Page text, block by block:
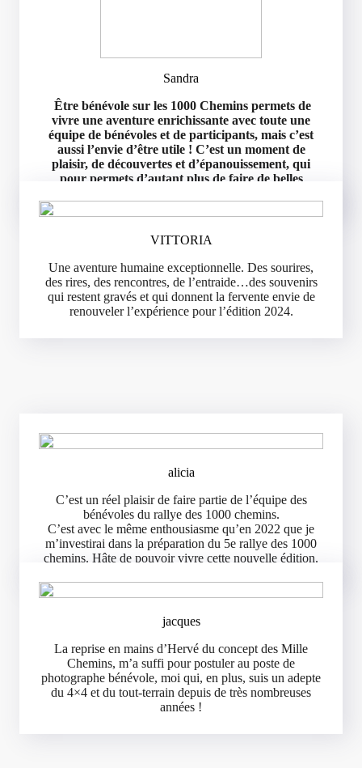
Sandra
Être bénévole sur les 1000 Chemins permets de
vivre une aventure enrichissante avec toute une
équipe de bénévoles et de participants, mais c’est
aussi l’envie d’être utile ! C’est un moment de
plaisir, de découvertes et d’épanouissement, qui
pour permets d’autant plus de faire de belles
VITTORIA
Une aventure humaine exceptionnelle. Des sourires,
des rires, des rencontres, de l’entraide…des souvenirs
qui restent gravés et qui donnent la fervente envie de
renouveler l’expérience pour l’édition 2024.
alicia
C’est un réel plaisir de faire partie de l’équipe des
bénévoles du rallye des 1000 chemins.
C’est avec le même enthousiasme qu’en 2022 que je
m’investirai dans la préparation du 5e rallye des 1000
chemins. Hâte de pouvoir vivre cette nouvelle édition.
jacques
La reprise en mains d’Hervé du concept des Mille
Chemins, m’a suffi pour postuler au poste de
photographe bénévole, moi qui, en plus, suis un adepte
du 4×4 et du tout-terrain depuis de très nombreuses
années !